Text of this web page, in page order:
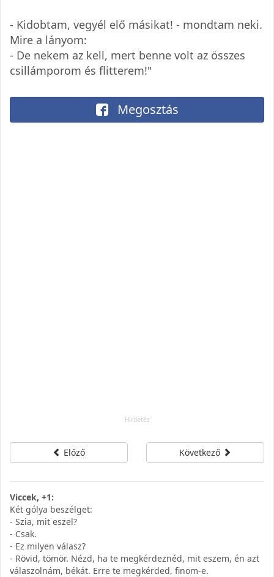
- Kidobtam, vegyél elő másikat! - mondtam neki.
Mire a lányom:
- De nekem az kell, mert benne volt az összes
csillámporom és flitterem!"
Megosztás
Előző Következő
Viccek, +1:
Két gólya beszélget:
- Szia, mit eszel?
- Csak.
- Ez milyen válasz?
- Rövid, tömör. Nézd, ha te megkérdeznéd, mit eszem, én azt
válaszolnám, békát. Erre te megkérded, finom-e.